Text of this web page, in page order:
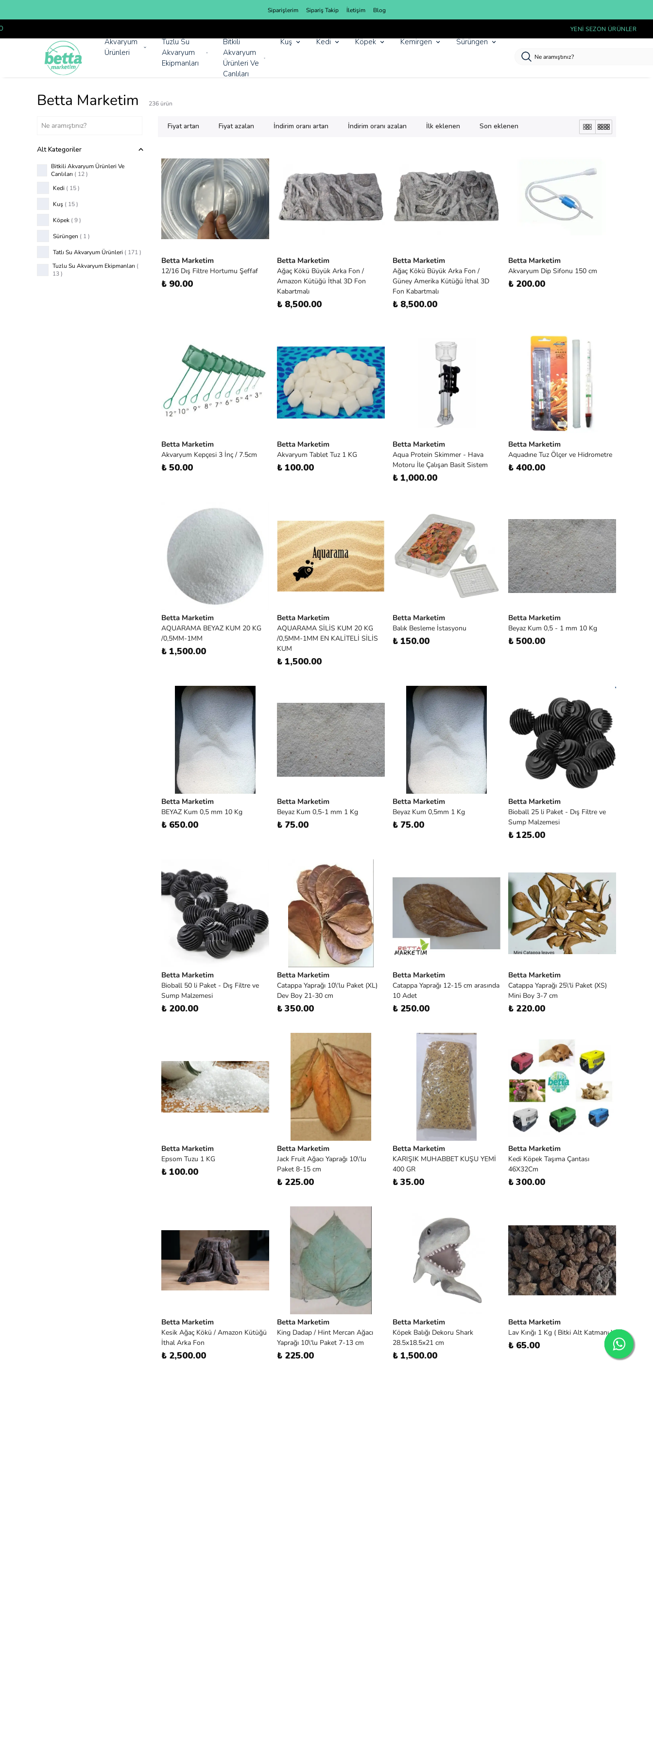
Siparişlerim Sipariş Takip İletişim Blog
Akvaryum
Ürünleri
Tuzlu Su
Akvaryum
Ekipmanları
Bitkili
Akvaryum
Ürünleri Ve
Canlıları
Kuş Kedi Köpek Kemirgen Sürüngen
Betta Marketim 236 ürün
Fiyat artan Fiyat azalan İndirim oranı artan İndirim oranı azalan İlk eklenen Son eklenen
Alt Kategoriler
Bitkili Akvaryum Ürünleri Ve
Canlıları ( 12)
Kedi ( 15)
Kuş ( 15)
Köpek ( 9)
Sürüngen ( 1 )
Tatlı Su Akvaryum Ürünleri ( 171 )
Tuzlu Su Akvaryum Ekipmanları (
13)
Betta Marketim
12/16 Dış Filtre Hortumu Şeffaf
₺ 90.00
Betta Marketim
Ağaç Kökü Büyük Arka Fon /
Amazon Kütüğü İthal 3D Fon
Kabartmalı
₺ 8,500.00
Betta Marketim
Ağaç Kökü Büyük Arka Fon /
Güney Amerika Kütüğü İthal 3D
Fon Kabartmalı
₺ 8,500.00
Betta Marketim
Akvaryum Dip Sifonu 150 cm
₺ 200.00
Betta Marketim
Akvaryum Kepçesi 3 İnç / 7.5cm
₺ 50.00
Betta Marketim
Akvaryum Tablet Tuz 1 KG
₺ 100.00
Betta Marketim
Aqua Protein Skimmer - Hava
Motoru İle Çalışan Basit Sistem
₺ 1,000.00
Betta Marketim
Aquadıne Tuz Ölçer ve Hidrometre
₺ 400.00
Betta Marketim
AQUARAMA BEYAZ KUM 20 KG
/0,5MM-1MM
₺ 1,500.00
Betta Marketim
AQUARAMA SİLİS KUM 20 KG
/0,5MM-1MM EN KALİTELİ SİLİS
KUM
₺ 1,500.00
Betta Marketim
Balık Besleme İstasyonu
₺ 150.00
Betta Marketim
Beyaz Kum 0,5 - 1 mm 10 Kg
₺ 500.00
Betta Marketim
BEYAZ Kum 0,5 mm 10 Kg
₺ 650.00
Betta Marketim
Beyaz Kum 0,5-1 mm 1 Kg
₺ 75.00
Betta Marketim
Beyaz Kum 0,5mm 1 Kg
₺ 75.00
Betta Marketim
Bioball 25 li Paket - Dış Filtre ve
Sump Malzemesi
₺ 125.00
Betta Marketim
Bioball 50 li Paket - Dış Filtre ve
Sump Malzemesi
₺ 200.00
Betta Marketim
Catappa Yaprağı 10\'lu Paket (XL)
Dev Boy 21-30 cm
₺ 350.00
Betta Marketim
Catappa Yaprağı 12-15 cm arasında
10 Adet
₺ 250.00
Betta Marketim
Catappa Yaprağı 25\'li Paket (XS)
Mini Boy 3-7 cm
₺ 220.00
Betta Marketim
Epsom Tuzu 1 KG
₺ 100.00
Betta Marketim
Jack Fruit Ağacı Yaprağı 10\'lu
Paket 8-15 cm
₺ 225.00
Betta Marketim
KARIŞIK MUHABBET KUŞU YEMİ
400 GR
₺ 35.00
Betta Marketim
Kedi Köpek Taşıma Çantası
46X32Cm
₺ 300.00
Betta Marketim
Kesik Ağaç Kökü / Amazon Kütüğü
İthal Arka Fon
₺ 2,500.00
Betta Marketim
King Dadap / Hint Mercan Ağacı
Yaprağı 10\'lu Paket 7-13 cm
₺ 225.00
Betta Marketim
Köpek Balığı Dekoru Shark
28.5x18.5x21 cm
₺ 1,500.00
Betta Marketim
Lav Kırığı 1 Kg ( Bitki Alt Katmanı )
₺ 65.00